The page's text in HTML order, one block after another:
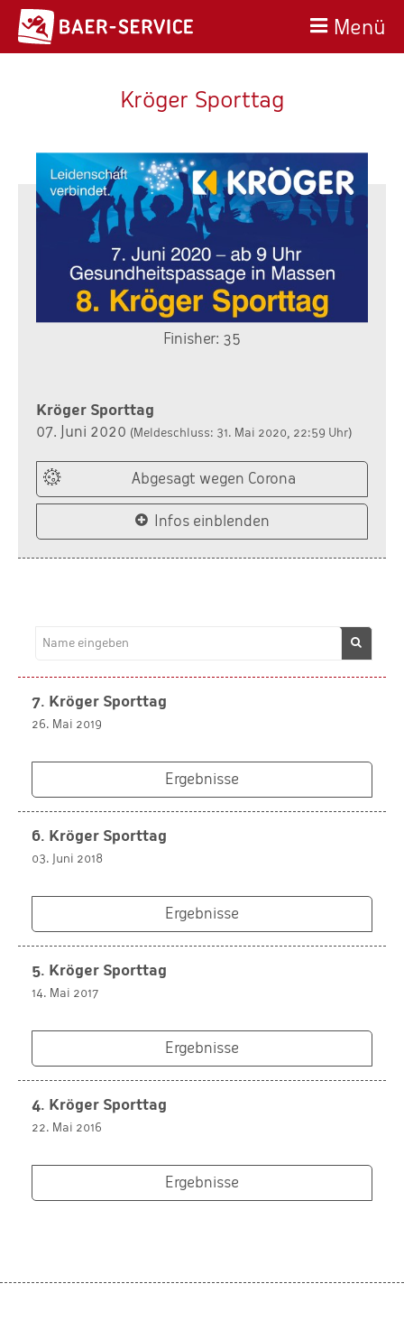
Menü
Kröger Sporttag
Finisher: 35
Kröger Sporttag
07. Juni 2020 (Meldeschluss: 31. Mai 2020, 22:59 Uhr)
Abgesagt wegen Corona
Infos einblenden
7. Kröger Sporttag
26. Mai 2019
Ergebnisse
6. Kröger Sporttag
03. Juni 2018
Ergebnisse
5. Kröger Sporttag
14. Mai 2017
Ergebnisse
4. Kröger Sporttag
22. Mai 2016
Ergebnisse